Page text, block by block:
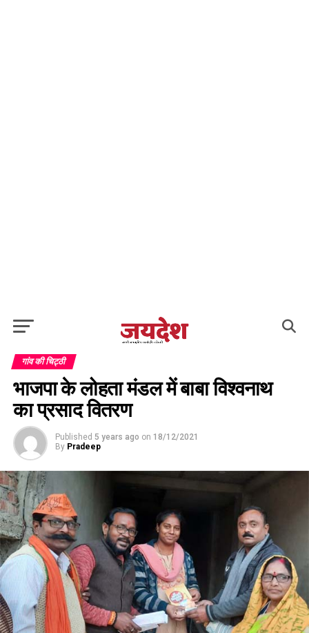
गांव की चिट्ठी
भाजपा के लोहता मंडल में बाबा विश्वनाथ
का प्रसाद वितरण
Published 5 years ago on 18/12/2021
By Pradeep